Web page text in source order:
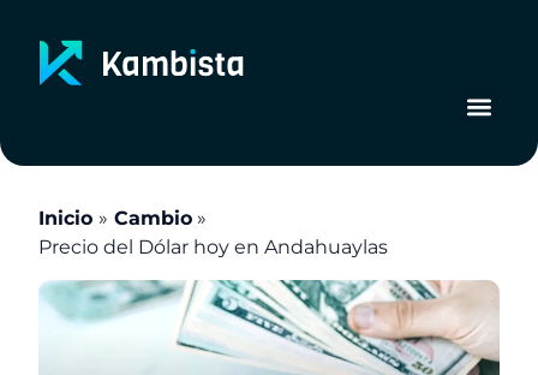
contenido
Inicio
Cambio
Precio del Dólar hoy en Andahuaylas